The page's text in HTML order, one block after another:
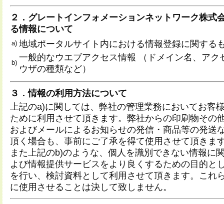
２．グレートインフォメーションネットワーク株式
る情報について
a) 地域ポータルサイト内における情報登録に関する
b)
一般的なウエブアクセス情報 （ドメイン名、アク
ウザの種類など）
３．情報の利用方法について
上記のa)に関しては、弊社の管理業務においてお客
ために利用させて頂きます。弊社からの印刷物その
およびメールによるお知らせの発信・商品等の発送
頂く場合も、事前にご了承を得て使用させて頂きま
また上記のb)のような、個人を識別できない情報に
よび情報提供サービスをより良くするための目的と
を行い、検討資料として利用させて頂きます。これ
に使用させることは決して致しません。